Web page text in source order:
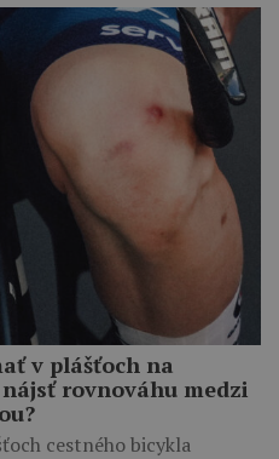
v plášťoch na
rovnováhu medzi
cestného bicykla